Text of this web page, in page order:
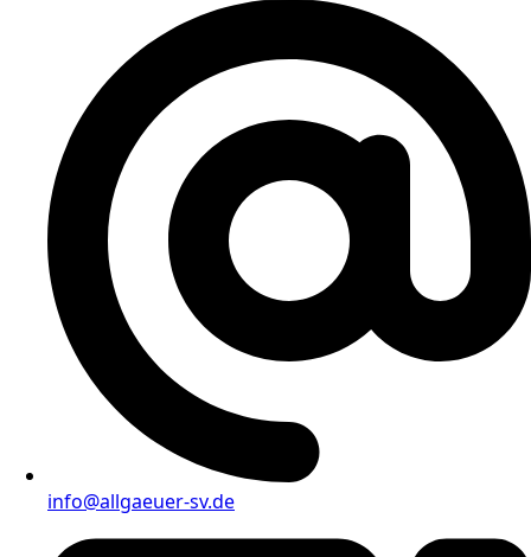
info@allgaeuer-sv.de